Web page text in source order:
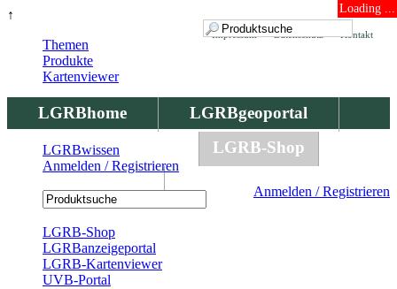
↑ Loading ...
Kontakt
Datenschutz
Impressum
LGRBhome
LGRBgeoportal
LGRBbohrungen
LGRB-Shop
Anmelden / Registrieren
Themen
Produkte
Kartenviewer
LGRBwissen
Anmelden / Registrieren
LGRB-Shop
LGRBanzeigeportal
LGRB-Kartenviewer
UVB-Portal